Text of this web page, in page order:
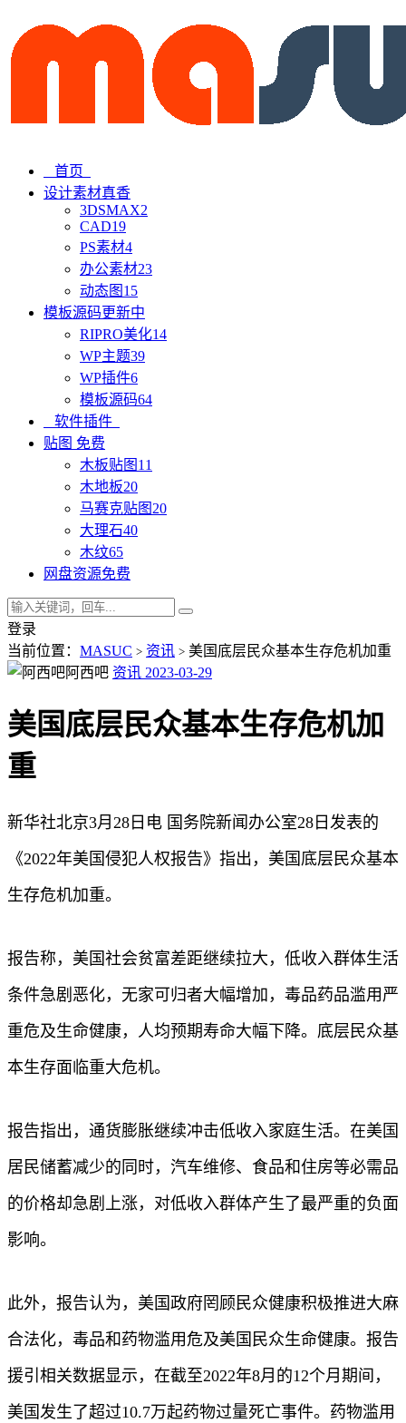
首页
设计素材真香
3DSMAX2
CAD19
PS素材4
办公素材23
动态图 15
模板源码更新中
RIPRO美化14
WP主题39
WP插件6
模板源码64
软件插件
贴图 免费
木板贴图 11
木地板20
马赛克贴图 20
大理石40
木纹65
网盘资源免费
登录
当前位置： MASUC > 资讯 > 美国底层民众基本生存危机加重
阿西吧 资讯 2023-03-29
美国底层民众基本生存危机加
重
新华社北京3月28日电 国务院新闻办公室28日发表的
《2022年美国侵犯人权报告》指出，美国底层民众基本
生存危机加重。
报告称，美国社会贫富差距继续拉大，低收入群体生活
条件急剧恶化，无家可归者大幅增加，毒品药品滥用严
重危及生命健康，人均预期寿命大幅下降。底层民众基
本生存面临重大危机。
报告指出，通货膨胀继续冲击低收入家庭生活。在美国
居民储蓄减少的同时，汽车维修、食品和住房等必需品
的价格却急剧上涨，对低收入群体产生了最严重的负面
影响。
此外，报告认为，美国政府罔顾民众健康积极推进大麻
合法化，毒品和药物滥用危及美国民众生命健康。报告
援引相关数据显示，在截至2022年8月的12个月期间，
美国发生了超过10.7万起药物过量死亡事件。药物滥用